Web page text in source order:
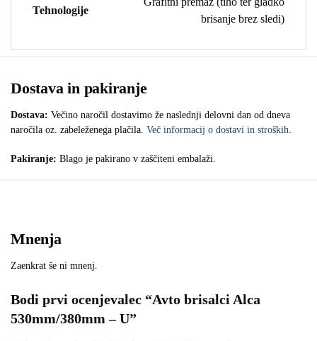
Tehnologije
brisanje brez sledi)
Dostava in pakiranje
Dostava: Večino naročil dostavimo že naslednji delovni dan od dneva
naročila oz. zabeleženega plačila. Več informacij o dostavi in stroških.
Pakiranje: Blago je pakirano v zaščiteni embalaži.
Mnenja
Zaenkrat še ni mnenj.
Bodi prvi ocenjevalec “Avto brisalci Alca
530mm/380mm – U”